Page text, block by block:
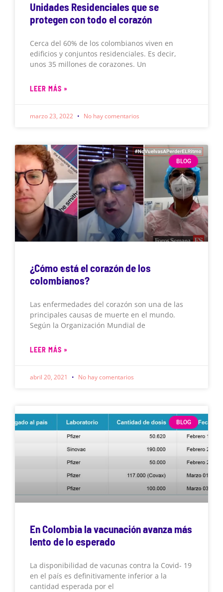
Unidades Residenciales que se
protegen con todo el corazón
Cerca del 60% de los colombianos viven en
edificios y conjuntos residenciales. Es decir,
unos 35 millones de corazones. Un
LEER MÁS »
marzo 23, 2022 No hay comentarios
BLOG
¿Cómo está el corazón de los
colombianos?
Las enfermedades del corazón son una de las
principales causas de muerte en el mundo.
Según la Organización Mundial de
LEER MÁS »
abril 20, 2021 No hay comentarios
BLOG
En Colombia la vacunación avanza más
lento de lo esperado
La disponibilidad de vacunas contra la Covid- 19
en el país es definitivamente inferior a la
cantidad esperada por el